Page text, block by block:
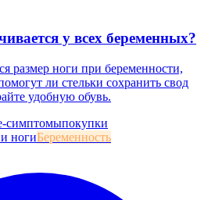
у всех беременных?
размер ноги при беременности,
ли стельки сохранить свод
удобную обувь.
симптомыпокупки
Беременность